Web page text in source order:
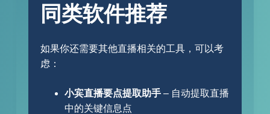
同类软件推荐
如果你还需要其他直播相关的工具，可以考
虑：
小宾直播要点提取助手– 自动提取直播
中的关键信息点